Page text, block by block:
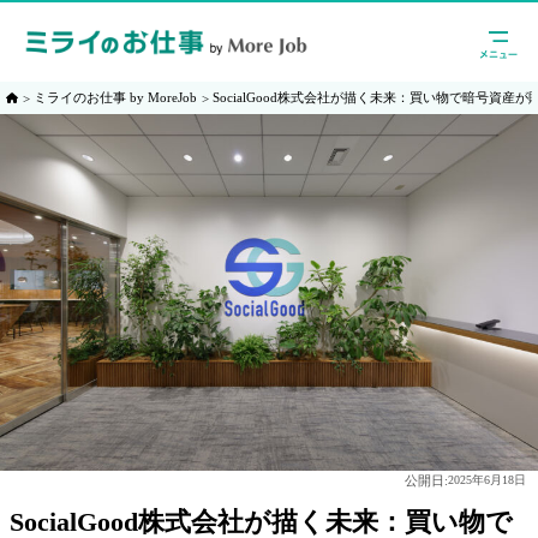
ミライのお仕事 by MoreJob SocialGood株式会社が描く未来：買い物で暗号資産が
公開日:2025年6月18日
SocialGood株式会社が描く未来：買い物で